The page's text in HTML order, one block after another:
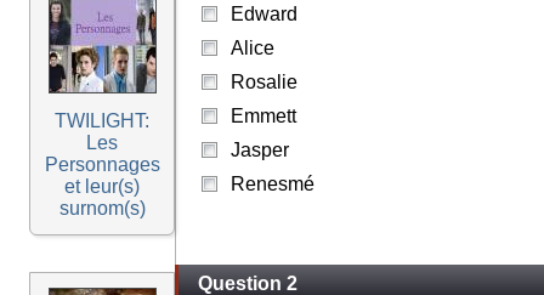
TWILIGHT:
Les
Personnages
et leur(s)
surnom(s)
Edward
Alice
Rosalie
Emmett
Jasper
Renesmé
Question 2